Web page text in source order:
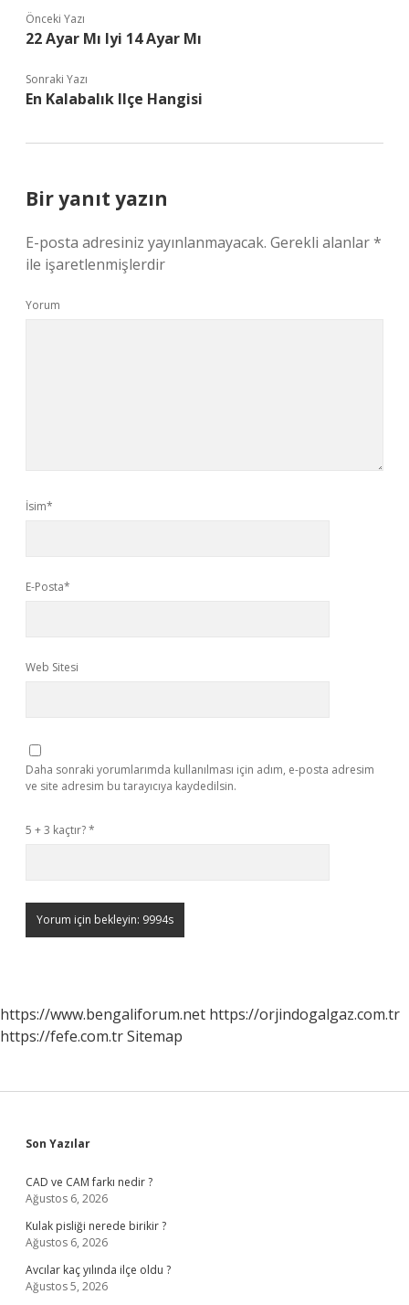
Önceki Yazı
22 Ayar Mı Iyi 14 Ayar Mı
Sonraki Yazı
En Kalabalık Ilçe Hangisi
Bir yanıt yazın
E-posta adresiniz yayınlanmayacak. Gerekli alanlar*
ile işaretlenmişlerdir
Yorum
İsim*
E-Posta*
Web Sitesi
Daha sonraki yorumlarımda kullanılması için adım, e-posta adresim
ve site adresim bu tarayıcıya kaydedilsin.
5 + 3 kaçtır?*
https://www.bengaliforum.net https://orjindogalgaz.com.tr
https://fefe.com.trSitemap
Sidebar
Son Yazılar
CAD ve CAM farkı nedir ?
Ağustos 6, 2026
Kulak pisliği nerede birikir ?
Ağustos 6, 2026
Avcılar kaç yılında ilçe oldu ?
Ağustos 5, 2026